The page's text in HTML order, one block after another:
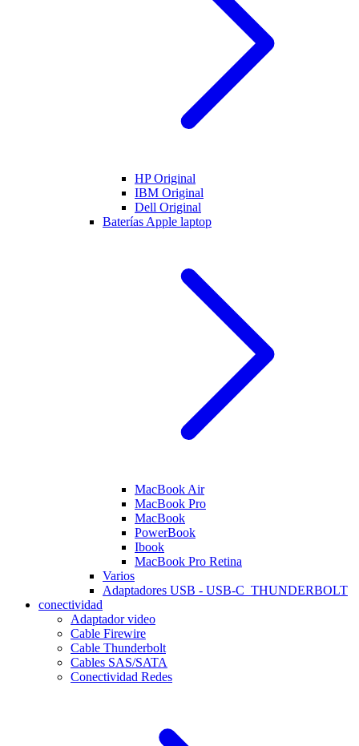
HP Original
IBM Original
Dell Original
Baterías Apple laptop
MacBook Air
MacBook Pro
MacBook
PowerBook
Ibook
MacBook Pro Retina
Varios
Adaptadores USB - USB-C_THUNDERBOLT
conectividad
Adaptador video
Cable Firewire
Cable Thunderbolt
Cables SAS/SATA
Conectividad Redes